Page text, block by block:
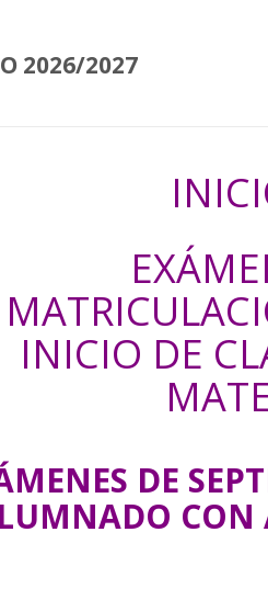
2026/2027
INICIO DE
DE
CON